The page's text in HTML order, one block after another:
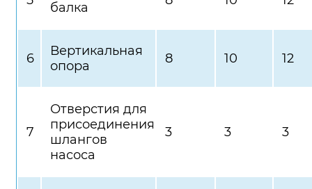
балка
6
Вертикальная
опора
8 10 12
7
Отверстия для
присоединения
шлангов
насоса
3 3 3